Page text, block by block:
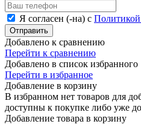
Я согласен (-на) с
Отправить
Добавлено к сравнению
Перейти к сравнению
Добавлено в список избранного
Перейти в избранное
Добавление в корзину
В избранном нет товаров для
доступны к покупке либо уже
Добавление товара в корзину